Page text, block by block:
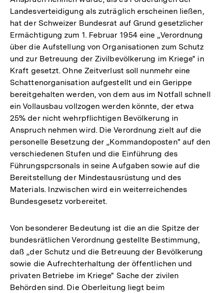
Landesverteidigung als zuträglich erscheinen ließen,
hat der Schweizer Bundesrat auf Grund gesetzlicher
Ermächtigung zum 1. Februar 1954 eine „Verordnung
über die Aufstellung von Organisationen zum Schutz
und zur Betreuung der Zivilbevölkerung im Kriege" in
Kraft gesetzt. Ohne Zeitverlust soll nunmehr eine
Schattenorganisation aufgestellt und ein Gerippe
bereitgehalten werden, von dem aus im Notfall schnell
ein Vollausbau vollzogen werden könnte, der etwa
25% der nicht wehrpflichtigen Bevölkerung in
Anspruch nehmen wird. Die Verordnung zielt auf die
personelle Besetzung der „Kommandoposten" auf den
verschiedenen Stufen und die Einführung des
Führungspcrsonals in seine Aufgaben sowie auf die
Bereitstellung der Mindestausrüstung und des
Materials. Inzwischen wird ein weiterreichendes
Bundesgesetz vorbereitet.
Von besonderer Bedeutung ist die an die Spitze der
bundesrätlichen Verordnung gestellte Bestimmung,
daß „der Schutz und die Betreuung der Bevölkerung
sowie die Aufrechterhaltung der öffentlichen und
privaten Betriebe im Kriege" Sache der zivilen
Behörden sind. Die Oberleitung liegt beim